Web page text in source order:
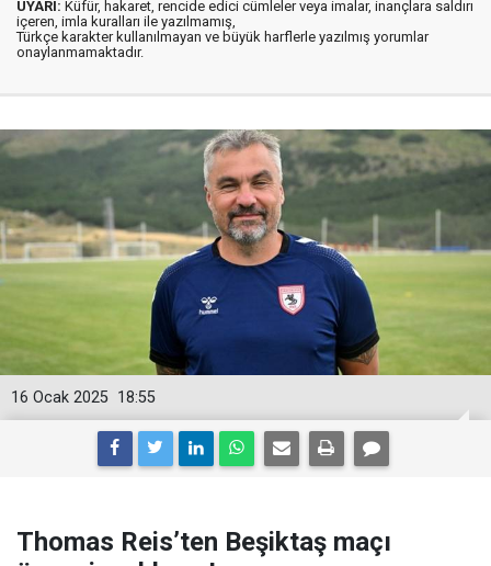
UYARI: Küfür, hakaret, rencide edici cümleler veya imalar, inançlara saldırı
içeren, imla kuralları ile yazılmamış,
Türkçe karakter kullanılmayan ve büyük harflerle yazılmış yorumlar
onaylanmamaktadır.
18:55
16 Ocak 2025
Thomas Reis’ten Beşiktaş maçı